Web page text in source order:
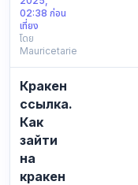
ВХОДА
НА
KRAKЕN:
Официальная
ссылка:
https://kra39ac.cc
Резервное
зеркалo
КР…
02:38 ก่อน
เที่ยง
โดย
Mauricetarie
Кракен
ссылка.
Как
зайти
на
кракен